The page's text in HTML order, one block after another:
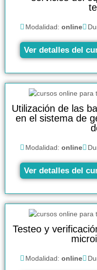
Modalidad: online
Ver detalles del
Utilización de las
en el sistema de
Modalidad: online
Ver detalles del
Testeo y
Modalidad: online